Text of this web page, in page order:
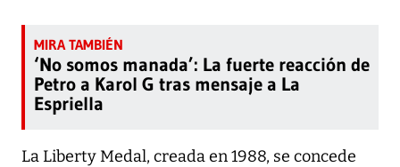
‘No somos manada’: La fuerte reacción de
Petro a Karol G tras mensaje a La
Espriella
La Liberty Medal, creada en 1988, se concede